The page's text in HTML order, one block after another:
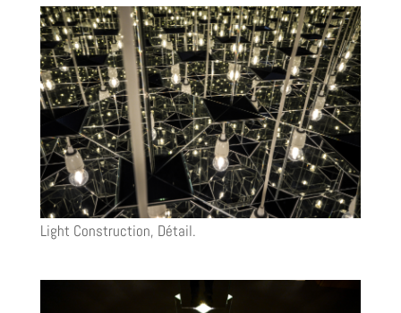
Light Construction, Détail.